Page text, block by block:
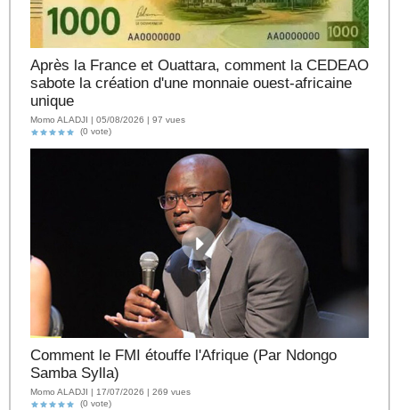
Après la France et Ouattara, comment la CEDEAO
sabote la création d'une monnaie ouest-africaine
unique
Momo ALADJI | 05/08/2026 | 97 vues
(0 vote)
Comment le FMI étouffe l'Afrique (Par Ndongo
Samba Sylla)
Momo ALADJI | 17/07/2026 | 269 vues
(0 vote)